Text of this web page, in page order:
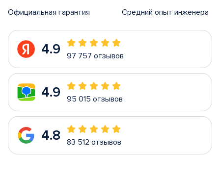
Официальная гарантия Средний опыт инженера
4.9 97 757 отзывов
4.9 95 015 отзывов
4.8 83 512 отзывов